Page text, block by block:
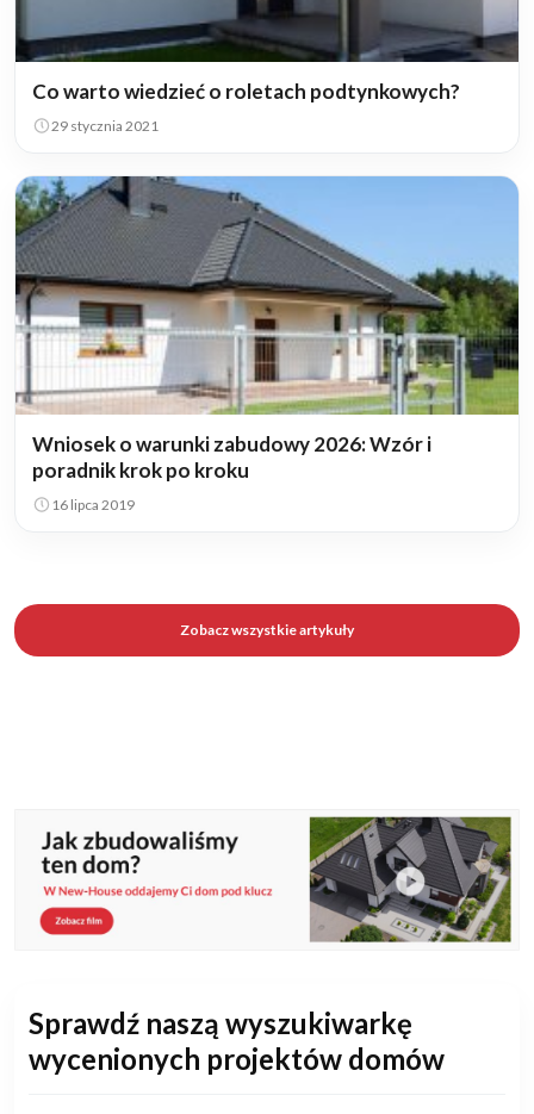
Co warto wiedzieć o roletach podtynkowych?
29 stycznia 2021
Wniosek o warunki zabudowy 2026: Wzór i
poradnik krok po kroku
16 lipca 2019
Zobacz wszystkie artykuły
Sprawdź naszą wyszukiwarkę
wycenionych projektów domów